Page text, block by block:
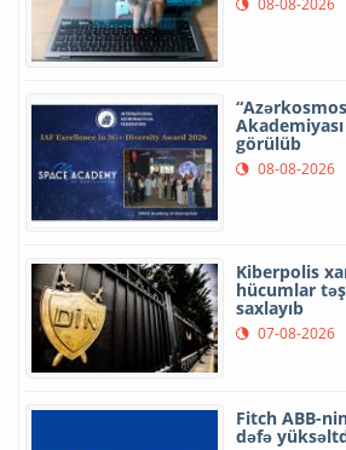
08-08-2026
görülüb
08-08-2026
Kiberpolis
hücumlar
saxlayıb
07-08-2026
Fitch ABB-
dəfə